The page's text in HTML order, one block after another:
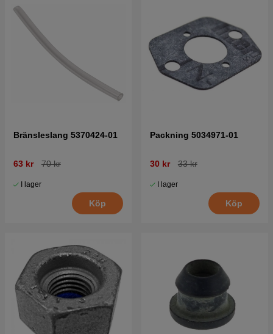
Bränsleslang 5370424-01
63 kr 70 kr
I lager
Köp
Packning 5034971-01
30 kr 33 kr
I lager
Köp